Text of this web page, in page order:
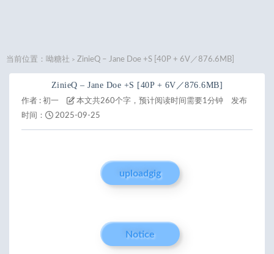
当前位置： 呦糖社 > ZinieQ – Jane Doe +S [40P + 6V／876.6MB]
ZinieQ – Jane Doe +S [40P + 6V／876.6MB]
作者 : 初一 本文共260个字，预计阅读时间需要1分钟
发布
时间：
2025-09-25
uploadgig
Notice